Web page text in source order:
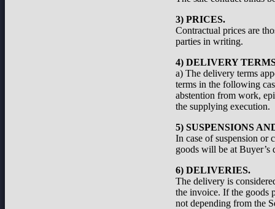
3) PRICES.
Contractual prices are
parties in writing.
4) DELIVERY
a) The delivery terms
terms in the following
abstention from work,
the supplying execution.
5) SUSPENSIONS
In case of suspension or
goods will be at Buyer’s
6) DELIVERIES.
The delivery is
the invoice. If the goods
not depending from the